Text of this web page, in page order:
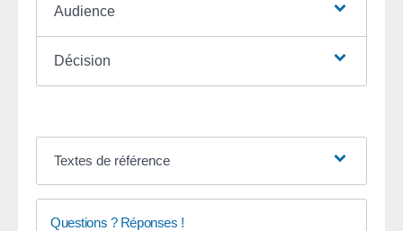
Audience
Décision
Textes de référence
Questions ? Réponses !